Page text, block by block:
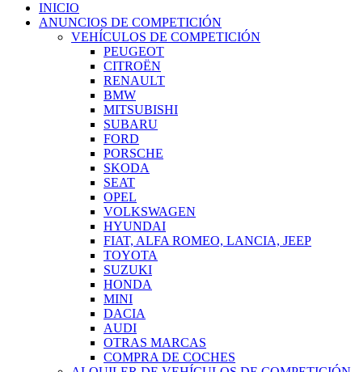
INICIO
ANUNCIOS DE COMPETICIÓN
VEHÍCULOS DE COMPETICIÓN
PEUGEOT
CITROËN
RENAULT
BMW
MITSUBISHI
SUBARU
FORD
PORSCHE
SKODA
SEAT
OPEL
VOLKSWAGEN
HYUNDAI
FIAT, ALFA ROMEO, LANCIA, JEEP
TOYOTA
SUZUKI
HONDA
MINI
DACIA
AUDI
OTRAS MARCAS
COMPRA DE COCHES